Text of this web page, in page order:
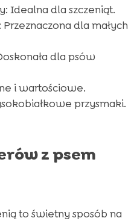
Idealna dla szczeniąt.
dla małych
dla psów
i wartościowe.
przysmaki.
z psem
to świetny sposób na